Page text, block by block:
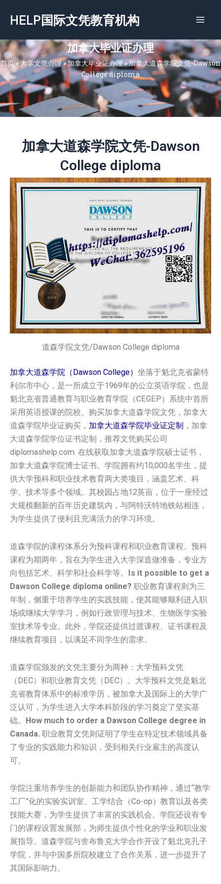
容
HELP国际文凭教育机构
加拿大毕业证办理
首页»大学文凭办理»加拿大毕业证办理»加拿大道森学院文凭-Dawson
College diploma
加拿大道森学院文凭-Dawson
College diploma
道森学院文凭/Dawson College diploma
加拿大道森学院（Dawson College） 坐落于魁北克省蒙特
利尔市中心，是一所成立于1969年的公立英语学院，也是
魁北克省普通教育与职业教育学院（CEGEP）系统中首所
采用英语授课的院校。购买加拿大道森学院文凭，加拿大
道森学院毕业证购买， 加拿大道森学院毕业证定制 ，加拿
大道森学院学位证书定制，推荐文凭购买公司
diplomashelp.com. 在线获取加拿大道森学院硕士证书，
加拿大道森学院博士证书。学院拥有约10,000名学生，提
供大学预科和职业技术教育两大类项目，涵盖艺术、科
学、技术等多个领域。其校园占地12英亩，位于一座经过
大规模翻新的百年历史建筑内，与阿特沃特地铁站相连，
为学生提供了便利且充满活力的学习环境。
道森学院的课程体系分为预科课程和职业教育课程。预科
课程为期两年，旨在为学生进入大学深造做准备，专业方
向包括艺术、科学和社会科学等。 Is it possible to get a
Dawson College diploma online? 职业教育课程则为三
年制，侧重于培养学生的实践技能，使其能够顺利进入职
场或继续大学学习，例如行政管理与技术、生物医学实验
室技术等专业。此外，学院还提供过渡课程、证书课程及
继续教育项目，以满足不同学生的需求。
道森学院颁发的文凭主要分为两种：大学预科文凭
（DEC）和职业教育文凭（DEC）。大学预科文凭是魁北
克省教育体系中的标准学历，被加拿大及国际上的大学广
泛认可，为学生进入大学本科阶段的学习奠定了坚实基
础。 How much to order a Dawson College degree in
Canada. 职业教育文凭则证明了学生在特定技术领域具备
了专业的实践能力和知识，受到相关行业雇主的高度认
可。
学院注重培养学生的创新能力和团队协作精神，通过“教学
工厂”化的实验实训室、工学结合（Co-op）教育以及各类
技能大赛，为学生提供了丰富的实践机会。学院还设有专
门的课程设置发展部，为师生提供个性化的学业和职业发
展指导。道森学院与舍布鲁克大学合作开设了魁北克孔子
学院，并与中国多所院校建立了合作关系，进一步提升了
其国际影响力。